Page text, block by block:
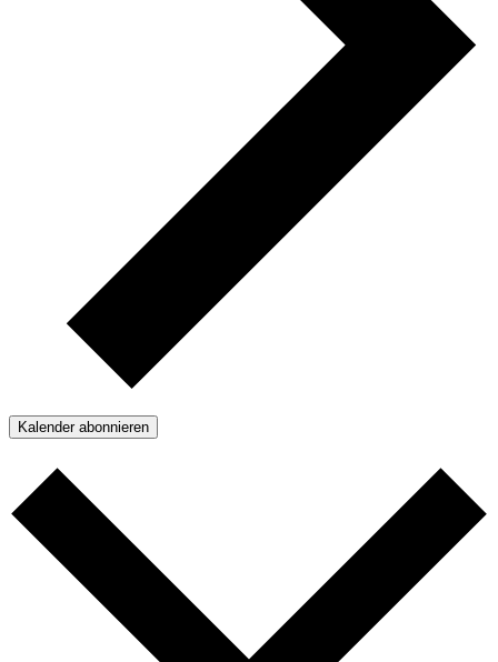
Kalender abonnieren